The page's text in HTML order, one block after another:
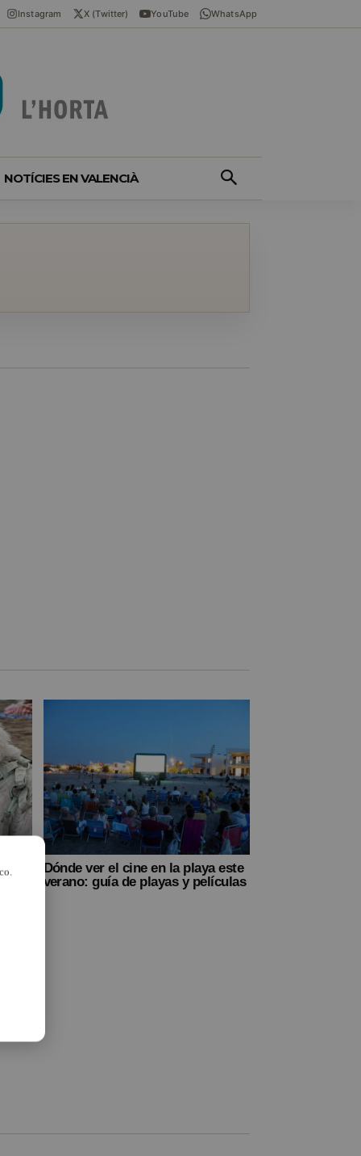
Instagram X (Twitter) YouTube WhatsApp
NOTÍCIES EN VALENCIÀ
Dónde ver el cine en la playa este
verano: guía de playas y películas